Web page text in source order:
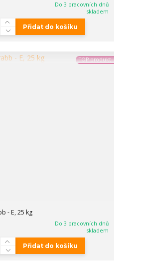
Do 3 pracovních dnů
skladem
Přidat do košíku
TOP produkt
- E, 25 kg
Do 3 pracovních dnů
skladem
Přidat do košíku